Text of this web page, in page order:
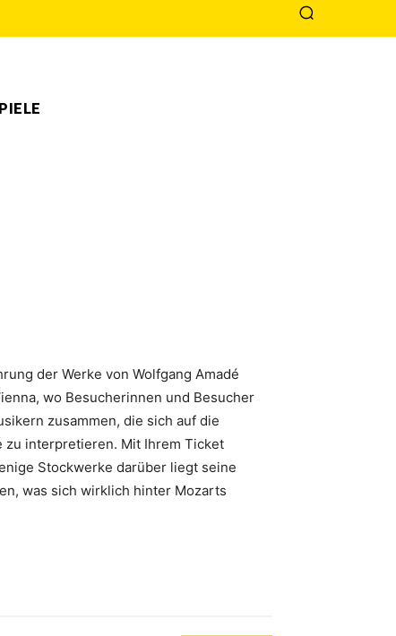
der Werke von Wolfgang Amadé
wo Besucherinnen und Besucher
zusammen, die sich auf die
zu interpretieren. Mit Ihrem Ticket
Stockwerke darüber liegt seine
was sich wirklich hinter Mozarts